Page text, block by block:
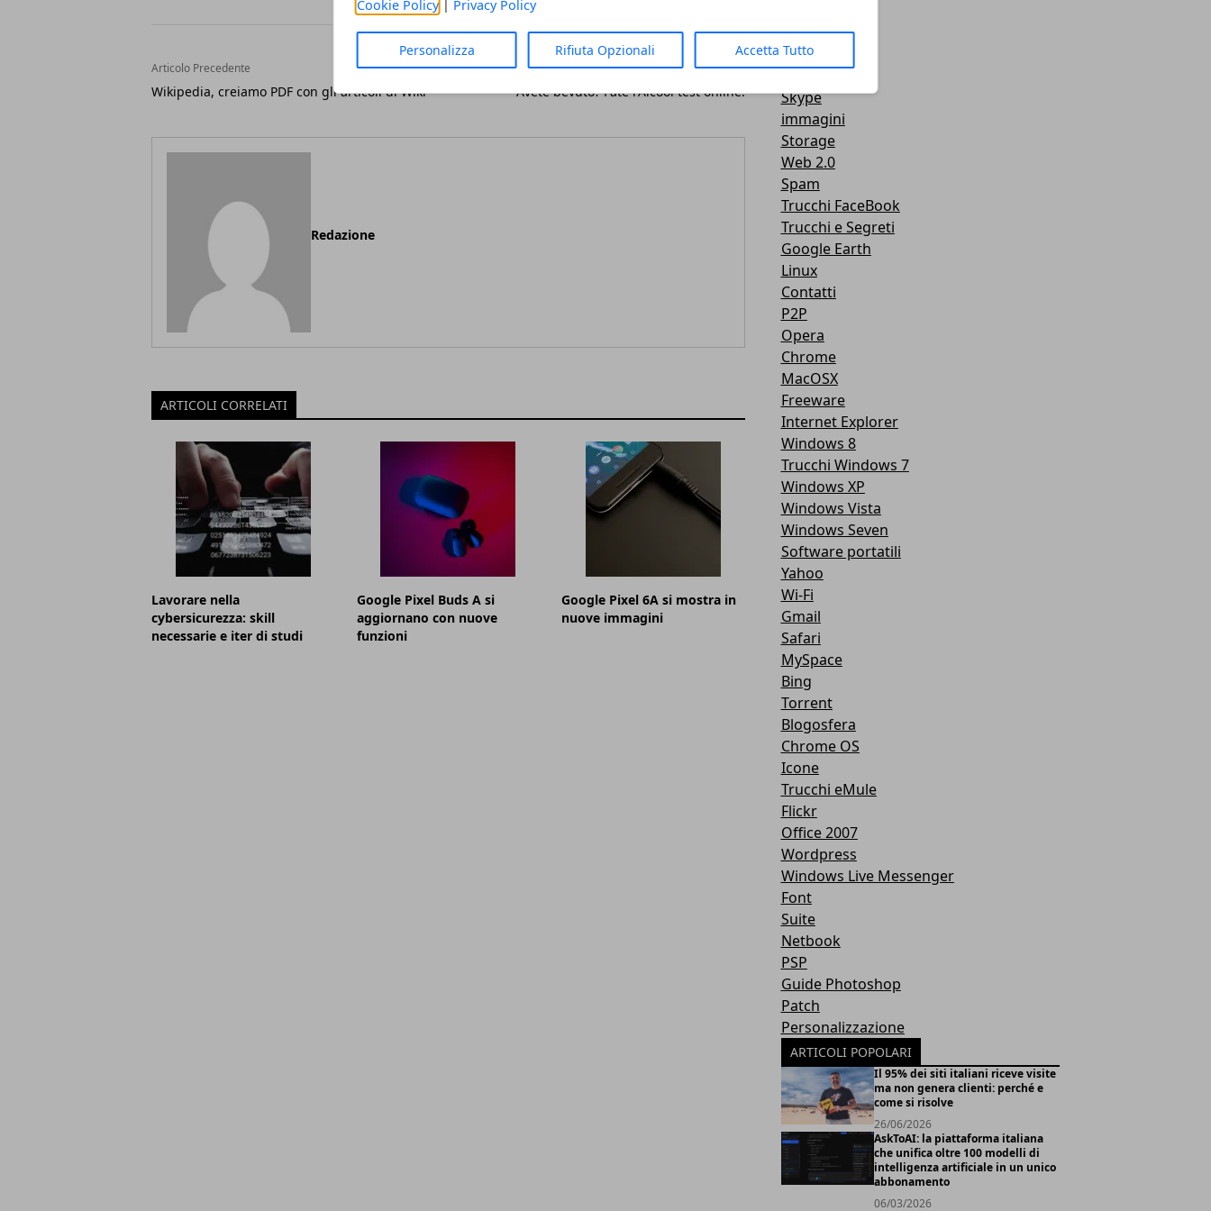
Cookie Policy| Privacy Policy
Personalizza Rifiuta Opzionali Accetta Tutto
Articolo Precedente
Wikipedia, creiamo PDF con gli articoli di Wiki
Articolo Successivo
Avete bevuto? Fate l'Alcool test online!
Redazione
ARTICOLI CORRELATI
Lavorare nella
cybersicurezza: skill
necessarie e iter di studi
Google Pixel Buds A si
aggiornano con nuove
funzioni
Google Pixel 6A si mostra in
nuove immagini
3D
Messenger
Skype
immagini
Storage
Web 2.0
Spam
Trucchi FaceBook
Trucchi e Segreti
Google Earth
Linux
Contatti
P2P
Opera
Chrome
MacOSX
Freeware
Internet Explorer
Windows 8
Trucchi Windows 7
Windows XP
Windows Vista
Windows Seven
Software portatili
Yahoo
Wi-Fi
Gmail
Safari
MySpace
Bing
Torrent
Blogosfera
Chrome OS
Icone
Trucchi eMule
Flickr
Office 2007
Wordpress
Windows Live Messenger
Font
Suite
Netbook
PSP
Guide Photoshop
Patch
Personalizzazione
ARTICOLI POPOLARI
Il 95% dei siti italiani riceve visite
ma non genera clienti: perché e
come si risolve
26/06/2026
AskToAI: la piattaforma italiana
che unifica oltre 100 modelli di
intelligenza artificiale in un unico
abbonamento
06/03/2026